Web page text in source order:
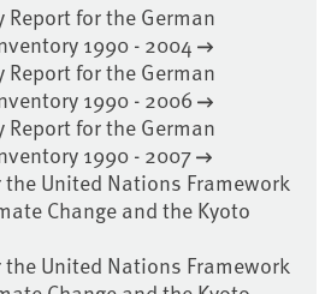
for the German
1990 - 2004
for the German
1990 - 2006
for the German
1990 - 2007
United Nations Framework
Change and the Kyoto
United Nations Framework